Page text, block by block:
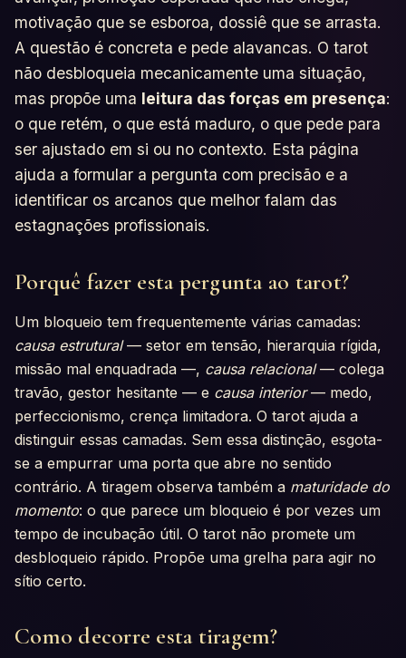
motivação que se esboroa, dossiê que se arrasta.
A questão é concreta e pede alavancas. O tarot
não desbloqueia mecanicamente uma situação,
mas propõe uma leitura das forças em presença:
o que retém, o que está maduro, o que pede para
ser ajustado em si ou no contexto. Esta página
ajuda a formular a pergunta com precisão e a
identificar os arcanos que melhor falam das
estagnações profissionais.
Porquê fazer esta pergunta ao tarot?
Um bloqueio tem frequentemente várias camadas:
causa estrutural— setor em tensão, hierarquia rígida,
missão mal enquadrada —, causa relacional— colega
travão, gestor hesitante — e causa interior— medo,
perfeccionismo, crença limitadora. O tarot ajuda a
distinguir essas camadas. Sem essa distinção, esgota-
se a empurrar uma porta que abre no sentido
contrário. A tiragem observa também a maturidade do
momento: o que parece um bloqueio é por vezes um
tempo de incubação útil. O tarot não promete um
desbloqueio rápido. Propõe uma grelha para agir no
sítio certo.
Como decorre esta tiragem?